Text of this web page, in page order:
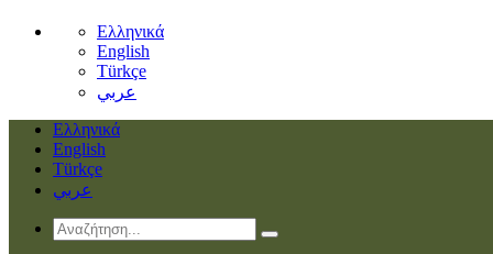
Ελληνικά
English
Türkçe
عربي
Ελληνικά
English
Türkçe
عربي